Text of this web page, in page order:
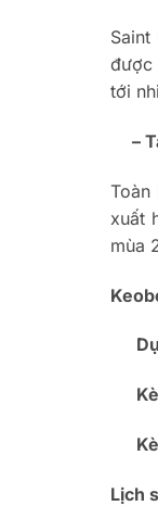
được
tới
–
xuất
mùa
Dự
Lịch